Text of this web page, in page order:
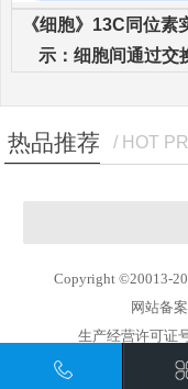
《细胞》13C同位素
示：细胞间通过交
热品推荐 / HOT
Copyright ©20013-
网站备案
生产经营许可证
地址：上海市徐